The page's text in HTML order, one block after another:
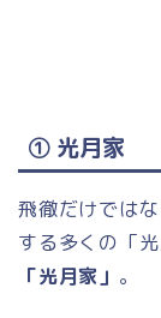
① 光月家
飛徹だけでは
する多くの「
「光月家」 。